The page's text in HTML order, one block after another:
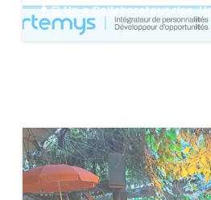
👩‍💻 Un·e Collaborateur·rice,